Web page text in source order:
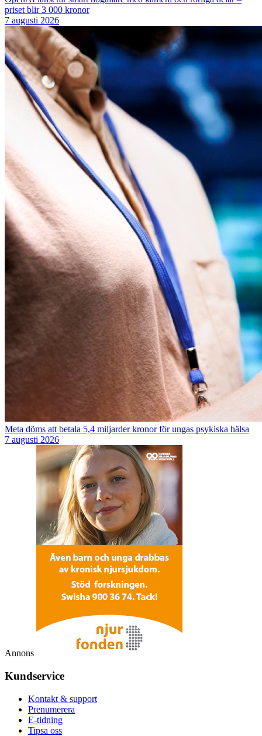
priset blir 3 000 kronor
7 augusti 2026
Meta döms att betala 5,4 miljarder kronor för ungas psykiska hälsa
7 augusti 2026
Annons
Kundservice
Kontakt & support
Prenumerera
E-tidning
Tipsa oss